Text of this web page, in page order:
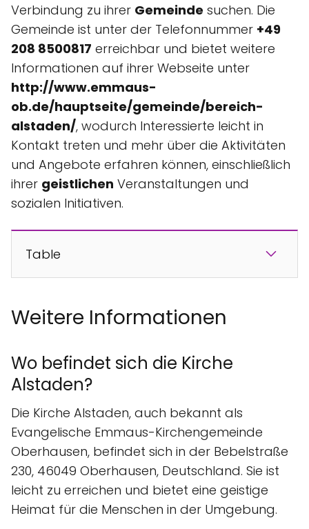
Verbindung zu ihrer Gemeinde suchen. Die
Gemeinde ist unter der Telefonnummer +49
208 8500817 erreichbar und bietet weitere
Informationen auf ihrer Webseite unter
http://www.emmaus-
ob.de/hauptseite/gemeinde/bereich-
alstaden/, wodurch Interessierte leicht in
Kontakt treten und mehr über die Aktivitäten
und Angebote erfahren können, einschließlich
ihrer geistlichen Veranstaltungen und
sozialen Initiativen.
Table
Weitere Informationen
Wo befindet sich die Kirche
Alstaden?
Die Kirche Alstaden, auch bekannt als
Evangelische Emmaus-Kirchengemeinde
Oberhausen, befindet sich in der Bebelstraße
230, 46049 Oberhausen, Deutschland. Sie ist
leicht zu erreichen und bietet eine geistige
Heimat für die Menschen in der Umgebung.